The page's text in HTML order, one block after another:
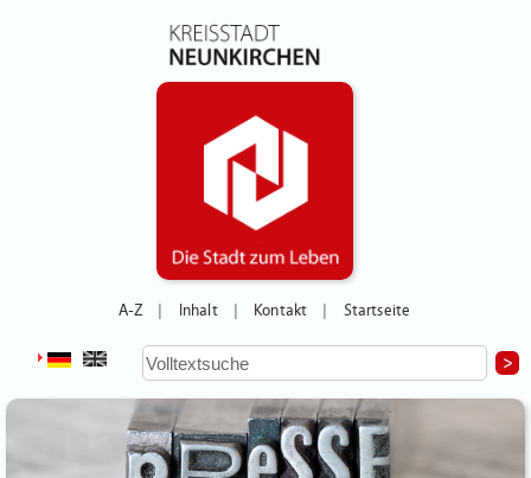
A-Z Inhalt Kontakt Startseite